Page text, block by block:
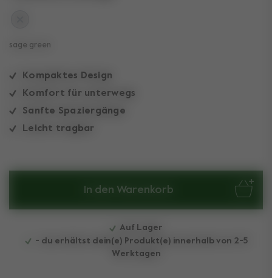
Kompaktes Design
Komfort für unterwegs
Sanfte Spaziergänge
Leicht tragbar
sage green
In den Warenkorb
Auf Lager
- du erhältst dein(e) Produkt(e) innerhalb von 2-5
Werktagen